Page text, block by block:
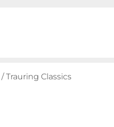
/ Trauring Classics